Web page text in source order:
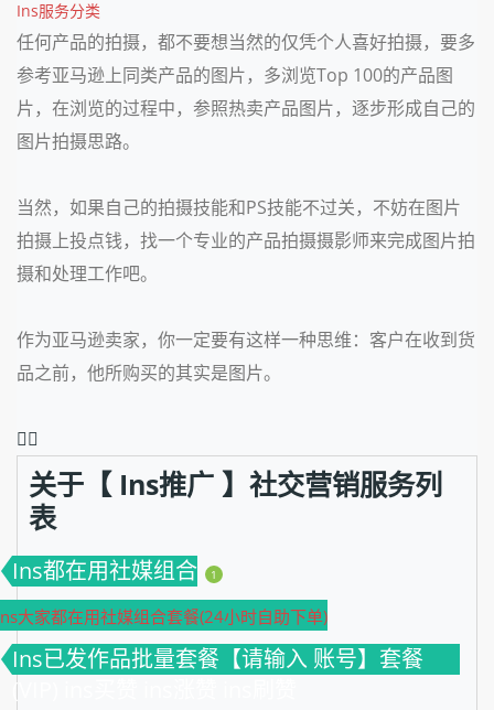
Ins服务分类
任何产品的拍摄，都不要想当然的仅凭个人喜好拍摄，要多
参考亚马逊上同类产品的图片，多浏览Top 100的产品图
片，在浏览的过程中，参照热卖产品图片，逐步形成自己的
图片拍摄思路。
当然，如果自己的拍摄技能和PS技能不过关，不妨在图片
拍摄上投点钱，找一个专业的产品拍摄摄影师来完成图片拍
摄和处理工作吧。
作为亚马逊卖家，你一定要有这样一种思维：客户在收到货
品之前，他所购买的其实是图片。
❤️‍🔥
关于【 Ins推广 】社交营销服务列
表
Ins都在用社媒组合 1
大家都在用社媒组合套餐(24小时自助下单)
Ins已发作品批量套餐【请输入 账号】套餐
(VIP) ins买赞 ins涨赞 ins刷赞